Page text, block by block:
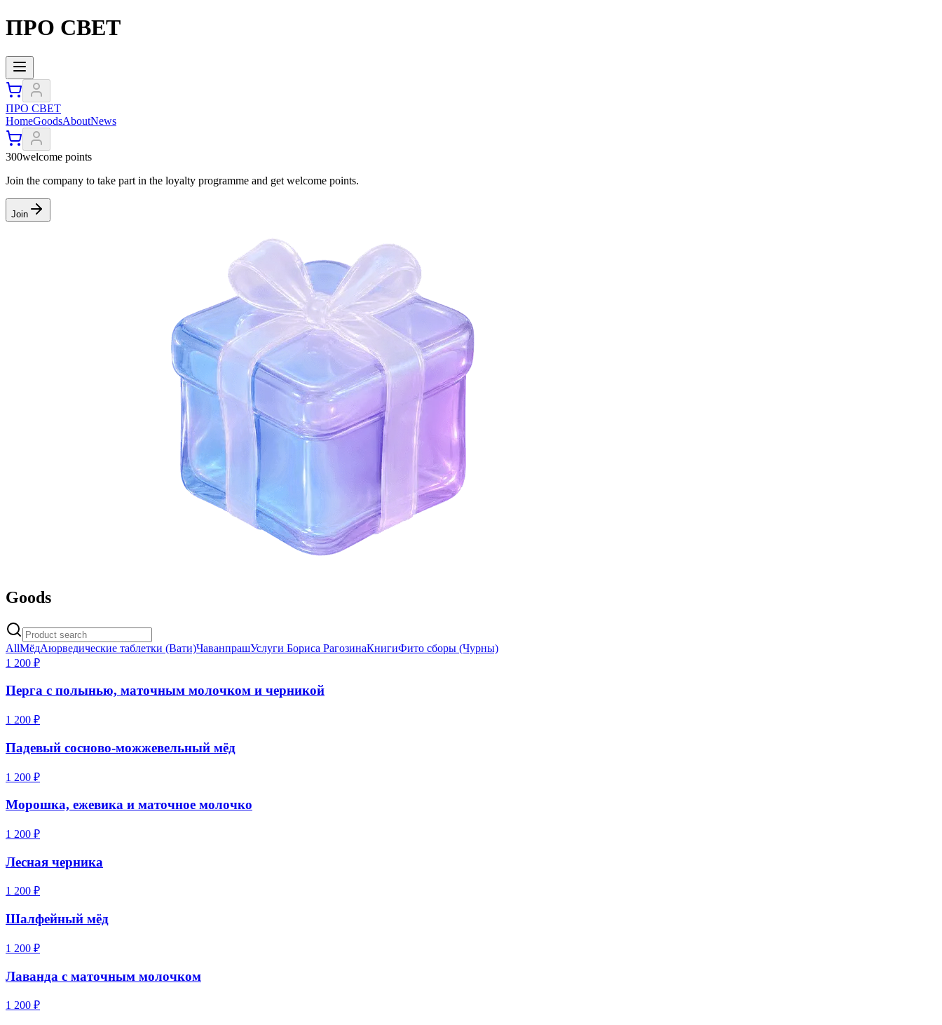
ПРО СВЕТ
ПРО СВЕТ
HomeGoodsAboutNews
300welcome points
Join the company to take part in the loyalty programme and get welcome points.
Join
Goods
AllМёдАюрведические таблетки (Вати)ЧаванпрашУслуги Бориса РагозинаКнигиФито сборы (Чурны)
1 200 ₽
Перга с полынью, маточным молочком и черникой
1 200 ₽
Падевый сосново-можжевельный мёд
1 200 ₽
Морошка, ежевика и маточное молочко
1 200 ₽
Лесная черника
1 200 ₽
Шалфейный мёд
1 200 ₽
Лаванда с маточным молочком
1 200 ₽